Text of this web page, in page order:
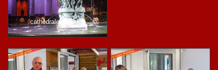
cathedrale-0993.jpg